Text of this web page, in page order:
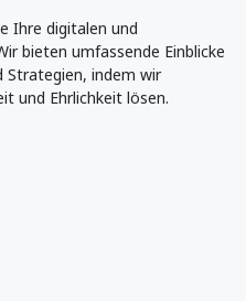
Ihre digitalen und
bieten umfassende Einblicke
Strategien, indem wir
und Ehrlichkeit lösen.